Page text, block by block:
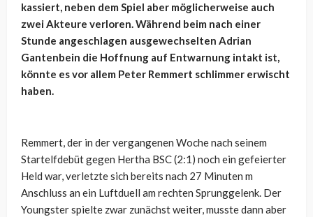
kassiert, neben dem Spiel aber möglicherweise auch
zwei Akteure verloren. Während beim nach einer
Stunde angeschlagen ausgewechselten Adrian
Gantenbein die Hoffnung auf Entwarnung intakt ist,
könnte es vor allem Peter Remmert schlimmer erwischt
haben.
Remmert, der in der vergangenen Woche nach seinem
Startelfdebüt gegen Hertha BSC (2:1) noch ein gefeierter
Held war, verletzte sich bereits nach 27 Minuten m
Anschluss an ein Luftduell am rechten Sprunggelenk. Der
Youngster spielte zwar zunächst weiter, musste dann aber